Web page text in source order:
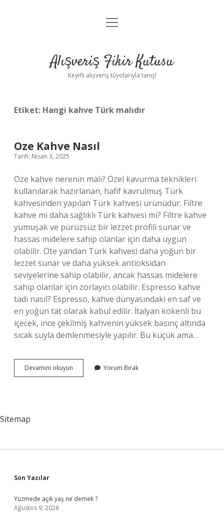
Anasayfa
Yasal Uyarı
menüyü
Alışveriş Fikir Kutusu
Keyifli alışveriş tüyolarıyla tanış!
Etiket: Hangi kahve Türk malıdır
Oze Kahve Nasıl
Tarih: Nisan 3, 2025
Oze kahve nerenin malı? Özel kavurma teknikleri
kullanılarak hazırlanan, hafif kavrulmuş Türk
kahvesinden yapılan Türk kahvesi ürünüdür. Filtre
kahve mi daha sağlıklı Türk kahvesi mi? Filtre kahve
yumuşak ve pürüzsüz bir lezzet profili sunar ve
hassas midelere sahip olanlar için daha uygun
olabilir. Öte yandan Türk kahvesi daha yoğun bir
lezzet sunar ve daha yüksek antioksidan
seviyelerine sahip olabilir, ancak hassas midelere
sahip olanlar için zorlayıcı olabilir. Espresso kahve
tadı nasıl? Espresso, kahve dünyasındaki en saf ve
en yoğun tat olarak kabul edilir. İtalyan kökenli bu
içecek, ince çekilmiş kahvenin yüksek basınç altında
sıcak suyla demlenmesiyle yapılır. Bu küçük ama…
Devamını okuyun
Kahve
Yorum Bırak
Sitemap
Sidebar
Son Yazılar
Yüzmede açık yaş ne demek ?
Ağustos 9, 2026